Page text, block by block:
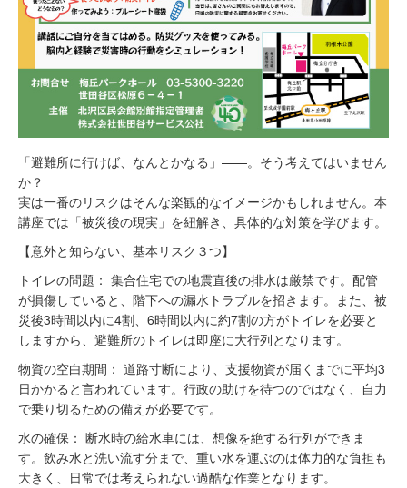
「避難所に行けば、なんとかなる」——。そう考えてはいません
か？
実は一番のリスクはそんな楽観的なイメージかもしれません。本
講座では「被災後の現実」を紐解き、具体的な対策を学びます。
【意外と知らない、基本リスク３つ】
トイレの問題： 集合住宅での地震直後の排水は厳禁です。配管
が損傷していると、階下への漏水トラブルを招きます。また、被
災後3時間以内に4割、6時間以内に約7割の方がトイレを必要と
しますから、避難所のトイレは即座に大行列となります。
物資の空白期間： 道路寸断により、支援物資が届くまでに平均3
日かかると言われています。行政の助けを待つのではなく、自力
で乗り切るための備えが必要です。
水の確保： 断水時の給水車には、想像を絶する行列ができま
す。飲み水と洗い流す分まで、重い水を運ぶのは体力的な負担も
大きく、日常では考えられない過酷な作業となります。